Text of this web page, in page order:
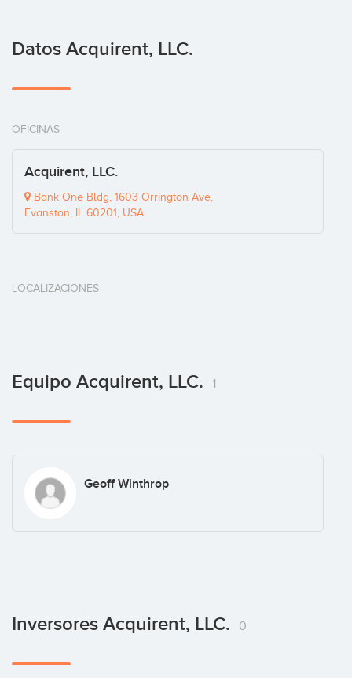
Datos Acquirent, LLC.
OFICINAS
Acquirent, LLC.
Bank One Bldg, 1603 Orrington Ave,
Evanston, IL 60201, USA
LOCALIZACIONES
Equipo Acquirent, LLC. 1
Geoff Winthrop
Inversores Acquirent, LLC. 0